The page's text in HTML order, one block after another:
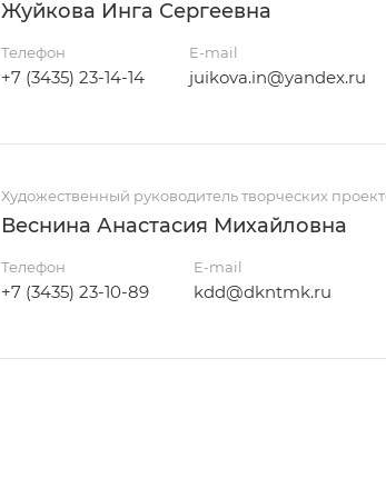
Жуйкова Инга Сергеевна
Телефон
+7 (3435) 23-14-14
E-mail
juikova.in@yandex.ru
Художественный руководитель творческих
Веснина Анастасия Михайловна
Телефон
+7 (3435) 23-10-89
E-mail
kdd@dkntmk.ru